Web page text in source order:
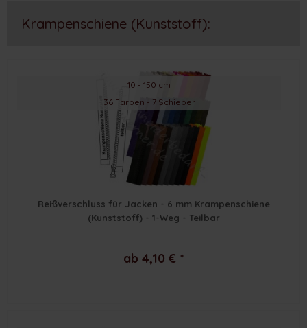
Krampenschiene (Kunststoff):
10 - 150 cm
36 Farben - 7 Schieber
Reißverschluss für Jacken - 6 mm Krampenschiene
(Kunststoff) - 1-Weg - Teilbar
ab 4,10 € *